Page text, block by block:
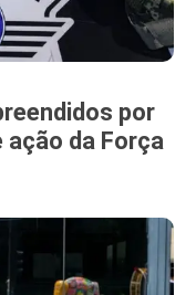
por
da Força